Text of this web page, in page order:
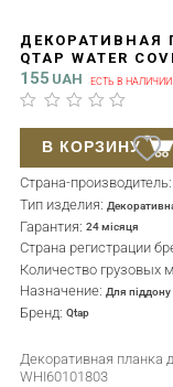
QTAP WATER
155 UAH ЕСТЬ В НАЛИЧИИ
Страна-производитель:
Тип изделия:
Гарантия: 24 місяця
Страна регистрации
Количество грузовых
Назначение: Для піддону
Бренд: Qtap
Декоративная планка
WHI60101803
В КОРЗИНУ